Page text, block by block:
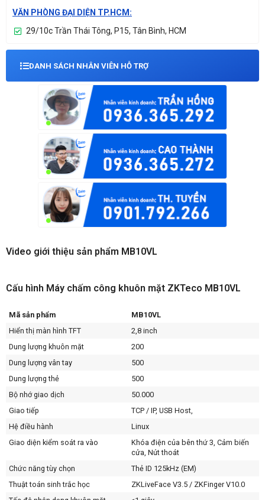
VĂN PHÒNG ĐẠI DIỆN TP.HCM:
29/10c Trần Thái Tông, P15, Tân Bình, HCM
DANH SÁCH NHÂN VIÊN HỖ TRỢ
Video giới thiệu sản phẩm MB10VL
Cấu hình Máy chấm công khuôn mặt ZKTeco MB10VL
Mã sản phẩm
MB10VL
Hiển thị màn hình TFT
2,8 inch
Dung lượng khuôn mặt
200
Dung lượng vân tay
500
Dung lượng thẻ
500
Bộ nhớ giao dịch
50.000
Giao tiếp
TCP / IP, USB Host,
Hệ điều hành
Linux
Giao diện kiểm soát ra vào
Khóa điện của bên thứ 3, Cảm biến
cửa, Nút thoát
Chức năng tùy chọn
Thẻ ID 125kHz (EM)
Thuật toán sinh trắc học
ZKLiveFace V3.5 / ZKFinger V10.0